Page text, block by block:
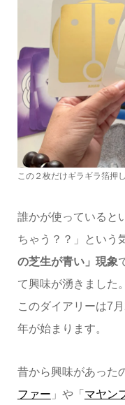
この２枚だけギラギラ箔押
誰かが使っていると
ちゃう？？」という
の芝生が青い」現象
て興味が湧きました。
このダイアリーは7
年が始まります。
昔から興味があった
ファー 」や「 マヤン